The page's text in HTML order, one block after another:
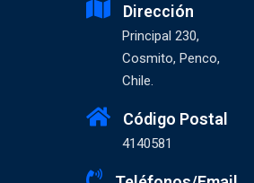
Dirección
Principal 230,
Cosmito, Penco,
Chile.
Código Postal
4140581